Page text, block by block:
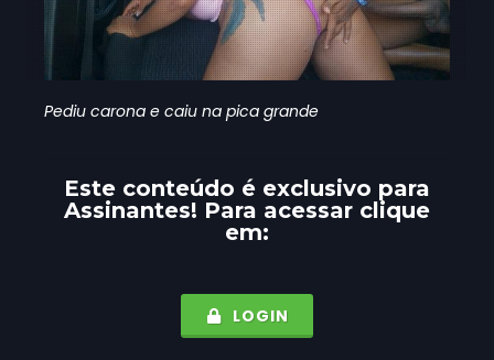
Pediu carona e caiu na pica grande
Este conteúdo é exclusivo para
Assinantes! Para acessar clique
em:
LOGIN